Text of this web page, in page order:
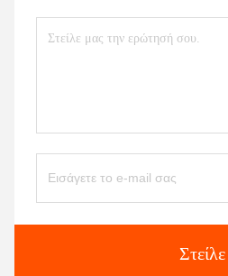
Στείλε